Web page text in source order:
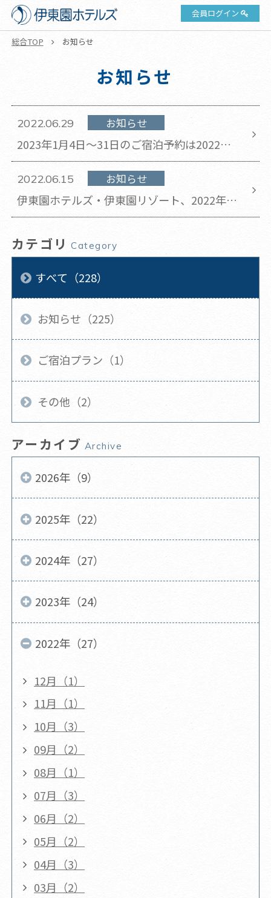
会員ログイン
総合TOP お知らせ
お知らせ
2022.06.29 お知らせ
2023年1月4日～31日のご宿泊予約は2022年7
月1日午前10時より開始いたします。
2022.06.15 お知らせ
伊東園ホテルズ・伊東園リゾート、2022年6
月臨時休業のお知らせ
カテゴリ Category
すべて（228）
お知らせ（225）
ご宿泊プラン（1）
その他（2）
アーカイブ Archive
2026年（9）
2025年（22）
2024年（27）
2023年（24）
2022年（27）
12月（1）
11月（1）
10月（3）
09月（2）
08月（1）
07月（3）
06月（2）
05月（2）
04月（3）
03月（2）